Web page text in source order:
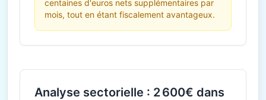
centaines d'euros nets supplémentaires par
mois, tout en étant fiscalement avantageux.
Analyse sectorielle : 2 600€ dans